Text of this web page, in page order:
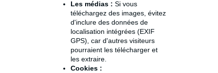
Les médias : Si vous
téléchargez des images, évitez
d'inclure des données de
localisation intégrées (EXIF
GPS), car d'autres visiteurs
pourraient les télécharger et
les extraire.
Cookies :